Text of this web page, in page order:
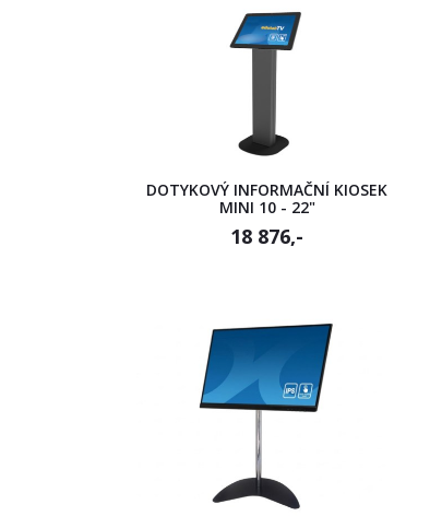
DOTYKOVÝ INFORMAČNÍ KIOSEK
MINI 10 - 22"
18 876,-